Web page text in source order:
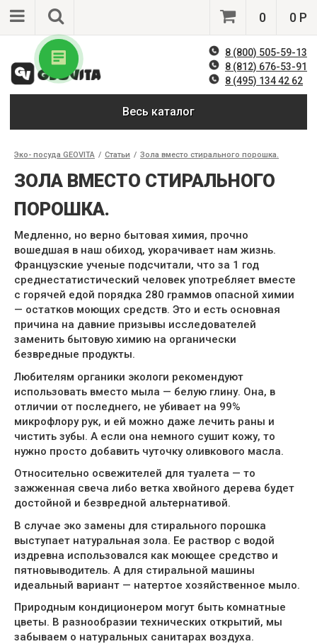
0 0 Р
8 (800) 505-59-13
8 (812) 676-53-91
8 (495) 134 42 62
Весь каталог
Эко- посуда GEOVITA / Статьи / Зола вместо стирального порошка.
ЗОЛА ВМЕСТО СТИРАЛЬНОГО
ПОРОШКА.
Медленно, но верно бытовая химия, прочно
вошедшая в наш обиход, укорачивает нам жизнь.
Французские ученые подсчитали, что за 1 год
среднестатистический человек употребляет вместе
с горячей едой порядка 280 граммов опасной химии
— остатков моющих средств. Это и есть основная
причина на давние призывы исследователей
заменить бытовую химию на органически
безвредные продукты.
Любителям органики экологи рекомендуют
использовать вместо мыла — белую глину. Она, в
отличии от последнего, не убивает на 99%
микрофлору рук, и ей можно даже лечить раны и
чистить зубы. А если она немного сушит кожу, то
нужно просто добавить чуточку оливкового масла.
Относительно освежителей для туалета — то
зажженная свеча либо ветка хвойного дерева будет
достойной и безвредной альтернативой.
В случае эко замены для стирального порошка
выступает натуральная зола. Ее раствор с водой
издревна использовался как моющее средство и
пятновыводитель. А для стиральной машины
идеальный вариант — натертое хозяйственное мыло.
Природным кондиционером могут быть комнатные
цветы. В разнообразии технических открытий, мы
забываем о натуральных санитарах воздуха.